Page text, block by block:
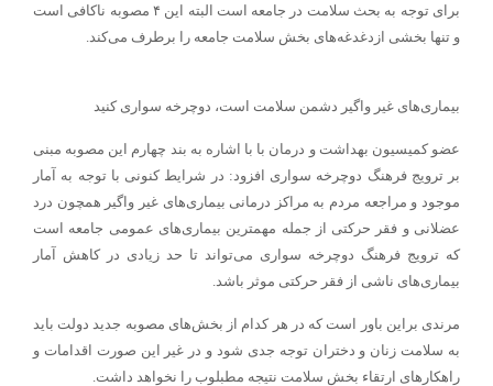
برای توجه به بحث سلامت در جامعه است البته این ۴ مصوبه ناکافی است
و تنها بخشی ازدغدغه‌های بخش سلامت جامعه را برطرف می‌کند.
بیماری‌های غیر واگیر دشمن سلامت است، دوچرخه سواری کنید
عضو کمیسیون بهداشت و درمان با با اشاره به بند چهارم این مصوبه مبنی
بر ترویج فرهنگ دوچرخه سواری افزود: در شرایط کنونی با توجه به آمار
موجود و مراجعه مردم به مراکز درمانی بیماری‌های غیر واگیر همچون درد
عضلانی و فقر حرکتی از جمله مهمترین بیماری‌های عمومی جامعه است
که ترویج فرهنگ دوچرخه سواری می‌تواند تا حد زیادی در کاهش آمار
بیماری‌های ناشی از فقر حرکتی موثر باشد.
مرندی براین باور است که در هر کدام از بخش‌های مصوبه جدید دولت باید
به سلامت زنان و دختران توجه جدی شود و در غیر این صورت اقدامات و
راهکارهای ارتقاء بخش سلامت نتیجه مطبلوب را نخواهد داشت.